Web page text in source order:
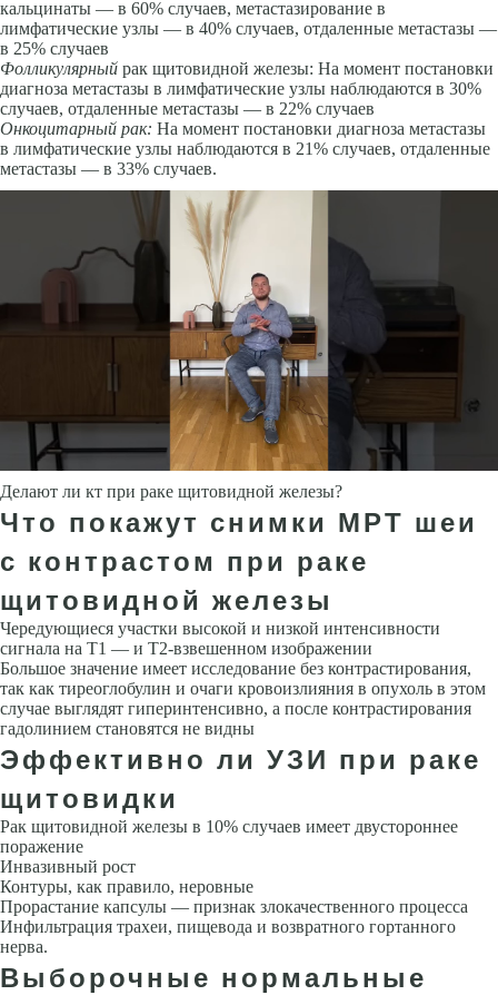
кальцинаты — в 60% случаев, метастазирование в
лимфатические узлы — в 40% случаев, отдаленные метастазы —
в 25% случаев
Фолликулярный рак щитовидной железы: На момент постановки
диагноза метастазы в лимфатические узлы наблюдаются в 30%
случаев, отдаленные метастазы — в 22% случаев
Онкоцитарный рак: На момент постановки диагноза метастазы
в лимфатические узлы наблюдаются в 21% случаев, отдаленные
метастазы — в 33% случаев.
Делают ли кт при раке щитовидной железы?
Что покажут снимки МРТ шеи
с контрастом при раке
щитовидной железы
Чередующиеся участки высокой и низкой интенсивности
сигнала на Т1 — и Т2-взвешенном изображении
Большое значение имеет исследование без контрастирования,
так как тиреоглобулин и очаги кровоизлияния в опу­холь в этом
случае выглядят гиперинтенсивно, а после контрастирования
гадолинием становятся не видны
Эффективно ли УЗИ при раке
щитовидки
Рак щитовидной железы в 10% случаев имеет двустороннее
поражение
Инвазивный рост
Контуры, как правило, неровные
Прорастание капсулы — признак злокачественно­го процесса
Инфильтрация трахеи, пищевода и возвратного гортанного
нерва.
Выборочные нормальные